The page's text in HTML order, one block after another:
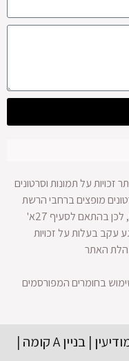
על תמונות וסרטונים
מופצים ברחבי הרשת
ולא מתאפשרת הגעה למקור החומר הויזאולי, לכן בהתאם לסעיף 27א'
בעלות על זכויות
האתר
המפורסמים
מגדלי פלטינום | שדרות הרכס 13 מודיעין | בניין A קומה |